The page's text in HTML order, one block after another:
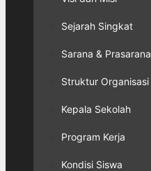
Sejarah Singkat
Sarana & Prasarana
Struktur Organisasi
Kepala Sekolah
Program Kerja
Kondisi Siswa